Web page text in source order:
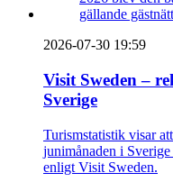
2026-07-30 19:59
Visit Sweden –
Sverige
Turismstatistik visar
junimånaden i
enligt Visit Sweden.